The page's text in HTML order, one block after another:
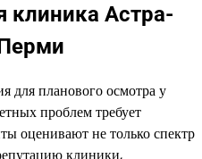
клиника Астра-
для планового осмотра у
проблем требует
оценивают не только спектр
клиники,